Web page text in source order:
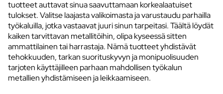
tuotteet auttavat sinua saavuttamaan korkealaatuiset
tulokset. Valitse laajasta valikoimasta ja varustaudu parhailla
työkaluilla, jotka vastaavat juuri sinun tarpeitasi. Täältä löydät
kaiken tarvittavan metallitöihin, olipa kyseessä sitten
ammattilainen tai harrastaja. Nämä tuotteet yhdistävät
tehokkuuden, tarkan suorituskyvyn ja monipuolisuuden
tarjoten käyttäjilleen parhaan mahdollisen työkalun
metallien yhdistämiseen ja leikkaamiseen.